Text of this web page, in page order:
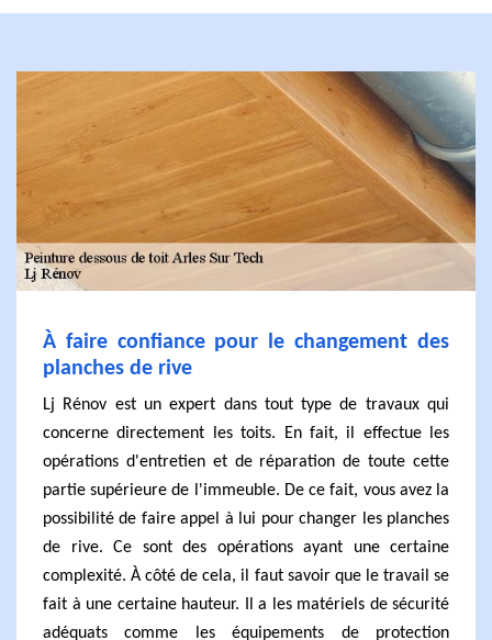
À faire confiance pour le changement des
planches de rive
Lj Rénov est un expert dans tout type de travaux qui
concerne directement les toits. En fait, il effectue les
opérations d'entretien et de réparation de toute cette
partie supérieure de l'immeuble. De ce fait, vous avez la
possibilité de faire appel à lui pour changer les planches
de rive. Ce sont des opérations ayant une certaine
complexité. À côté de cela, il faut savoir que le travail se
fait à une certaine hauteur. Il a les matériels de sécurité
adéquats comme les équipements de protection